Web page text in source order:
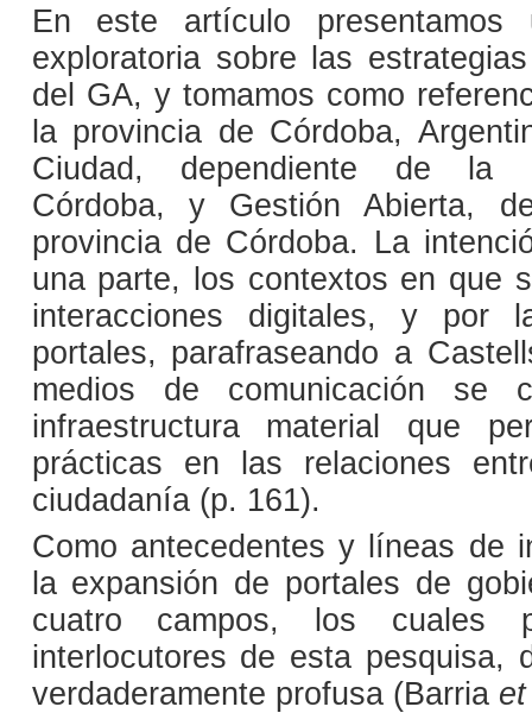
En este artículo presentamos
exploratoria sobre las
del GA, y tomamos como
la provincia de Córdoba,
Ciudad, dependiente de la
Córdoba, y Gestión Abierta,
provincia de Córdoba. La
una parte, los contextos en que
interacciones digitales, y por
portales, parafraseando a
medios de comunicación se
infraestructura material que
prácticas en las relaciones
ciudadanía (p. 161).
Como antecedentes y líneas de
la expansión de portales de
cuatro campos, los cuales
interlocutores de esta pesquisa,
verdaderamente profusa (Barria